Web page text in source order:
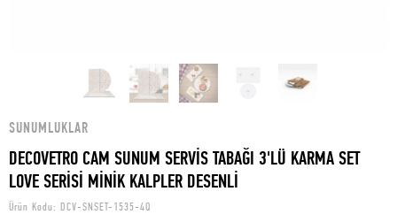
SUNUMLUKLAR
DECOVETRO CAM SUNUM SERVİS TABAĞI 3'LÜ KARMA SET
LOVE SERİSİ MİNİK KALPLER DESENLİ
Ürün Kodu: DCV-SNSET-1535-4Q